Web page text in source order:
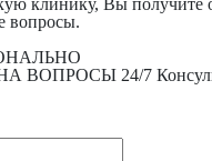
клинику, Вы получите
вопросы.
ВОПРОСЫ 24/7